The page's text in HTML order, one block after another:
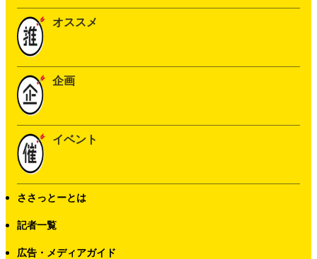
オススメ
企画
イベント
ささっとーとは
記者一覧
広告・メディアガイド